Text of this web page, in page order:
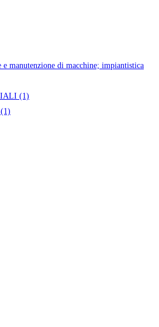
e manutenzione di macchine; impiantistica
(1)
(1)